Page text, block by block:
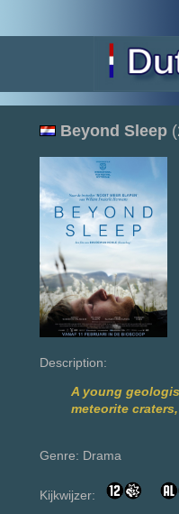
Beyond Sleep
Description:
A young
meteorite
Genre: Drama
Kijkwijzer: